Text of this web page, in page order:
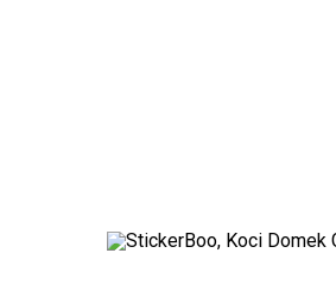
Zapisz